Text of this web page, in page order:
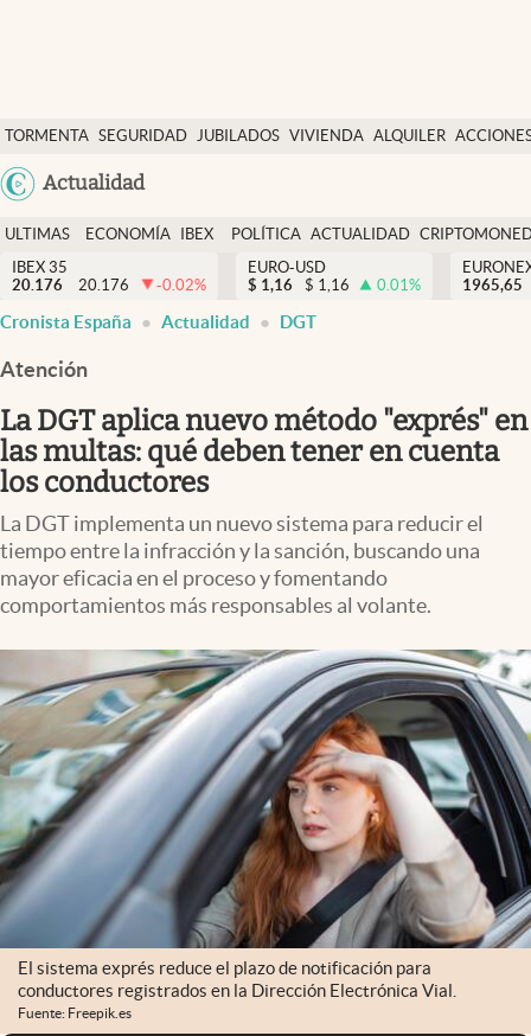
TORMENTA SEGURIDAD JUBILADOS VIVIENDA ALQUILER
USA
Actualidad
Economía y finanzas
Política
Actualidad
Criptomonedas
España
ULTIMAS
NOTICIAS
ECONOMÍA
FINANZAS
IBEX
EURO
POLÍTICA ACTUALIDAD
IBEX 35
20.176
20.176 -0.02%
EURO-USD
$ 1,16 $ 1,16 0.01%
1965,65
Cronista España Actualidad DGT
Atención
La DGT aplica nuevo método "exprés" en
las multas: qué deben tener en cuenta
los conductores
La DGT implementa un nuevo sistema para reducir el
tiempo entre la infracción y la sanción, buscando una
mayor eficacia en el proceso y fomentando
comportamientos más responsables al volante.
El sistema exprés reduce el plazo de notificación para
conductores registrados en la Dirección Electrónica Vial.
Fuente: Freepik.es